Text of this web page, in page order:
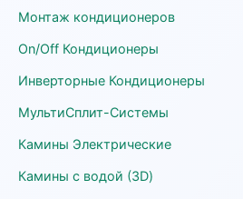
Монтаж кондиционеров
On/Off Кондиционеры
Инверторные Кондиционеры
МультиСплит-Системы
Камины Электрические
Камины с водой (3D)